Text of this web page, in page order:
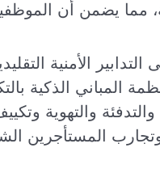
مما يضمن أن
المباني الذكية
والتهوية
المستأجرين